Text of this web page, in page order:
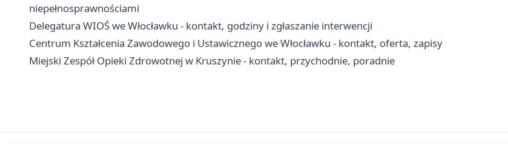
niepełnosprawnościami
Delegatura WIOŚ we Włocławku - kontakt, godziny i zgłaszanie interwencji
Centrum Kształcenia Zawodowego i Ustawicznego we Włocławku - kontakt, oferta, zapisy
Miejski Zespół Opieki Zdrowotnej w Kruszynie - kontakt, przychodnie, poradnie